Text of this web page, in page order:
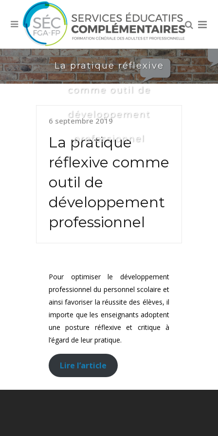
La pratique réflexive
comme outil de
développement
professionnel
6 septembre 2019
La pratique
réflexive comme
outil de
développement
professionnel
Pour optimiser le développement
professionnel du personnel scolaire et
ainsi favoriser la réussite des élèves, il
importe que les enseignants adoptent
une posture réflexive et critique à
l’égard de leur pratique.
Lire l’article